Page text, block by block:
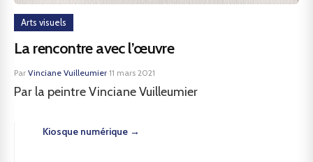
Arts visuels
La rencontre avec l’œuvre
Par Vinciane Vuilleumier·11 mars 2021
Par la peintre Vinciane Vuilleumier
Kiosque numérique →